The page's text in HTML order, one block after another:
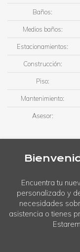
Baños:
Medios baños:
Estacionamientos:
Construcción:
Piso:
Mantenimiento:
Asesor:
Encuentra tu
personalizado y
necesidades
asistencia o tienes